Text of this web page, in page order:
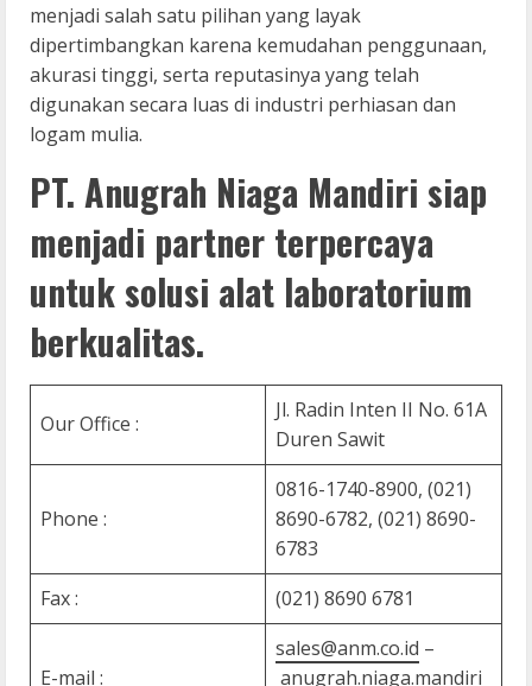
menjadi salah satu pilihan yang layak
dipertimbangkan karena kemudahan penggunaan,
akurasi tinggi, serta reputasinya yang telah
digunakan secara luas di industri perhiasan dan
logam mulia.
PT. Anugrah Niaga Mandiri siap
menjadi partner terpercaya
untuk solusi alat laboratorium
berkualitas.
Our Office :
Jl. Radin Inten II No. 61A
Duren Sawit
Phone :
0816-1740-8900, (021)
8690-6782, (021) 8690-
6783
Fax :
(021) 8690 6781
E-mail :
sales@anm.co.id –
anugrah.niaga.mandiri